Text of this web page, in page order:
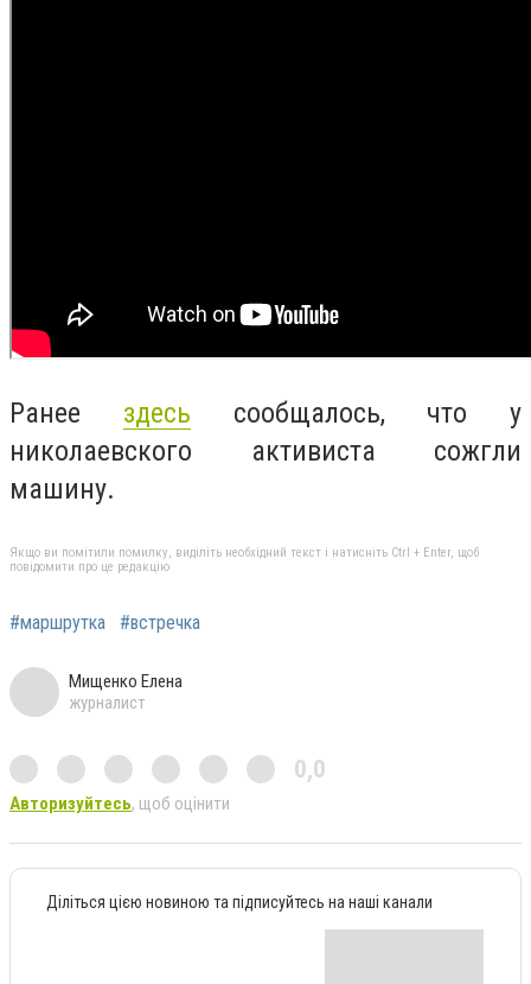
Ранее здесь сообщалось, что у
николаевского активиста сожгли
машину.
Якщо ви помітили помилку, виділіть необхідний текст і натисніть Ctrl + Enter, щоб
повідомити про це редакцію
#маршрутка #встречка
Мищенко Елена
журналист
0,0
Авторизуйтесь, щоб оцінити
Діліться цією новиною та підписуйтесь на наші канали